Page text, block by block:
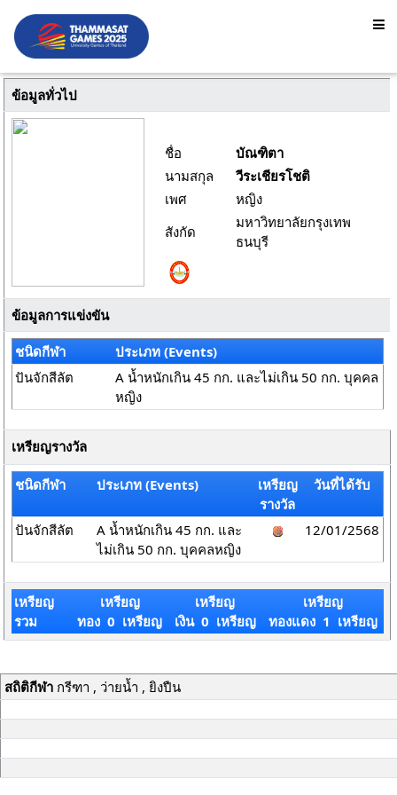
ข้อมูลทั่วไป
ชื่อ
บัณฑิตา
นามสกุล
วีระเชียรโชติ
เพศ
หญิง
สังกัด
มหาวิทยาลัยกรุงเทพ
ธนบุรี
ข้อมูลการแข่งขัน
ชนิดกีฬา
ประเภท (Events)
ปันจักสีลัต
A น้ำหนักเกิน 45 กก. และไม่เกิน 50 กก. บุคคล
หญิง
เหรียญรางวัล
ชนิดกีฬา ประเภท (Events)
เหรียญ
รางวัล
วันที่ได้รับ
ปันจักสีลัต
A น้ำหนักเกิน 45 กก. และ
ไม่เกิน 50 กก. บุคคลหญิง
12/01/2568
เหรียญ
รวม
เหรียญ
ทอง 0 เหรียญ
เหรียญ
เงิน 0 เหรียญ
เหรียญ
ทองแดง 1 เหรียญ
สถิติกีฬากรีฑา , ว่ายน้ำ , ยิงปืน